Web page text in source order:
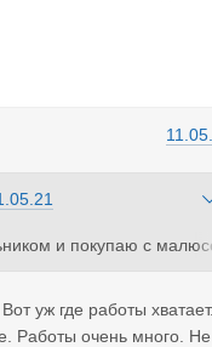
и покупаю с
уж где работы
Работы очень много. Не